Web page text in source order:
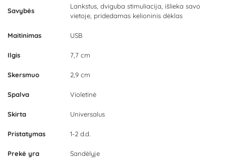
Savybės
Lankstus, dviguba stimuliacija, išlieka savo
vietoje, pridedamas kelioninis dėklas
Maitinimas USB
Ilgis 7,7 cm
Skersmuo 2,9 cm
Spalva Violetinė
Skirta Universalus
Pristatymas 1-2 d.d.
Prekė yra Sandėlyje